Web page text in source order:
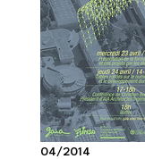
04/2014